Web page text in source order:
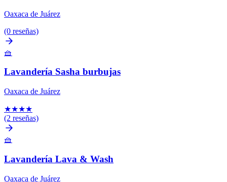
Oaxaca de Juárez
(0 reseñas)
🧺
Lavandería Sasha burbujas
Oaxaca de Juárez
★★★★
(2 reseñas)
🧺
Lavandería Lava & Wash
Oaxaca de Juárez